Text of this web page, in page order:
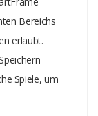
Bereichs
erlaubt.
Spiele, um